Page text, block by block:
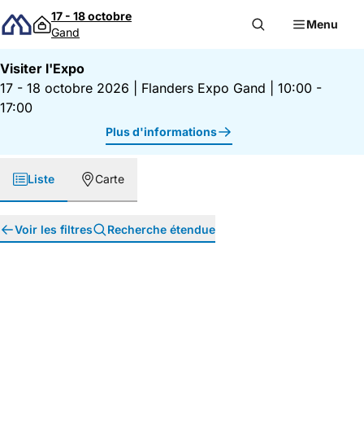
Passer au contenu
17 - 18 octobre
Gand
Menu
Visiter l'Expo
17 - 18 octobre 2026
Flanders Expo Gand
10:00 -
17:00
Plus d'informations
Liste Carte
Voir les filtres Recherche étendue